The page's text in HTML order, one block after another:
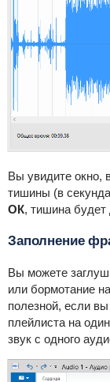
Вы увидите окно,
тишины (в
ОК, тишина будет
Заполнение
Вы можете
или бормотание
полезной, если
плейлиста на
звук с одного